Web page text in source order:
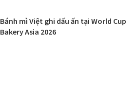
Bánh mì Việt ghi dấu ấn tại World Cup
Bakery Asia 2026